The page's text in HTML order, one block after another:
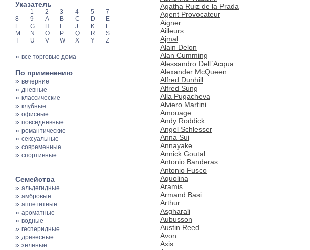
Указатель
1 2 3 4 5
7
8
9 A B C D
E
F
G H J K
L
M
N O P Q R
S
T
U V W X Y Z
» все торговые дома
По применению
» вечерние
» дневные
» классические
» клубные
» офисные
» повседневные
» романтические
» сексуальные
» современные
» спортивные
Семейства
» альдегидные
» амбровые
» аппетитные
» ароматные
» водные
» гесперидные
» древесные
» зеленые
Agatha Ruiz de la Prada
Agent Provocateur
Aigner
Ailleurs
Ajmal
Alain Delon
Alan Cumming
Alessandro Dell`Acqua
Alexander McQueen
Alfred Dunhill
Alfred Sung
Alla Pugacheva
Alviero Martini
Amouage
Andy Roddick
Angel Schlesser
Anna Sui
Annayake
Annick Goutal
Antonio Banderas
Antonio Fusco
Aquolina
Aramis
Armand Basi
Arthur
Asgharali
Aubusson
Austin Reed
Avon
Axis